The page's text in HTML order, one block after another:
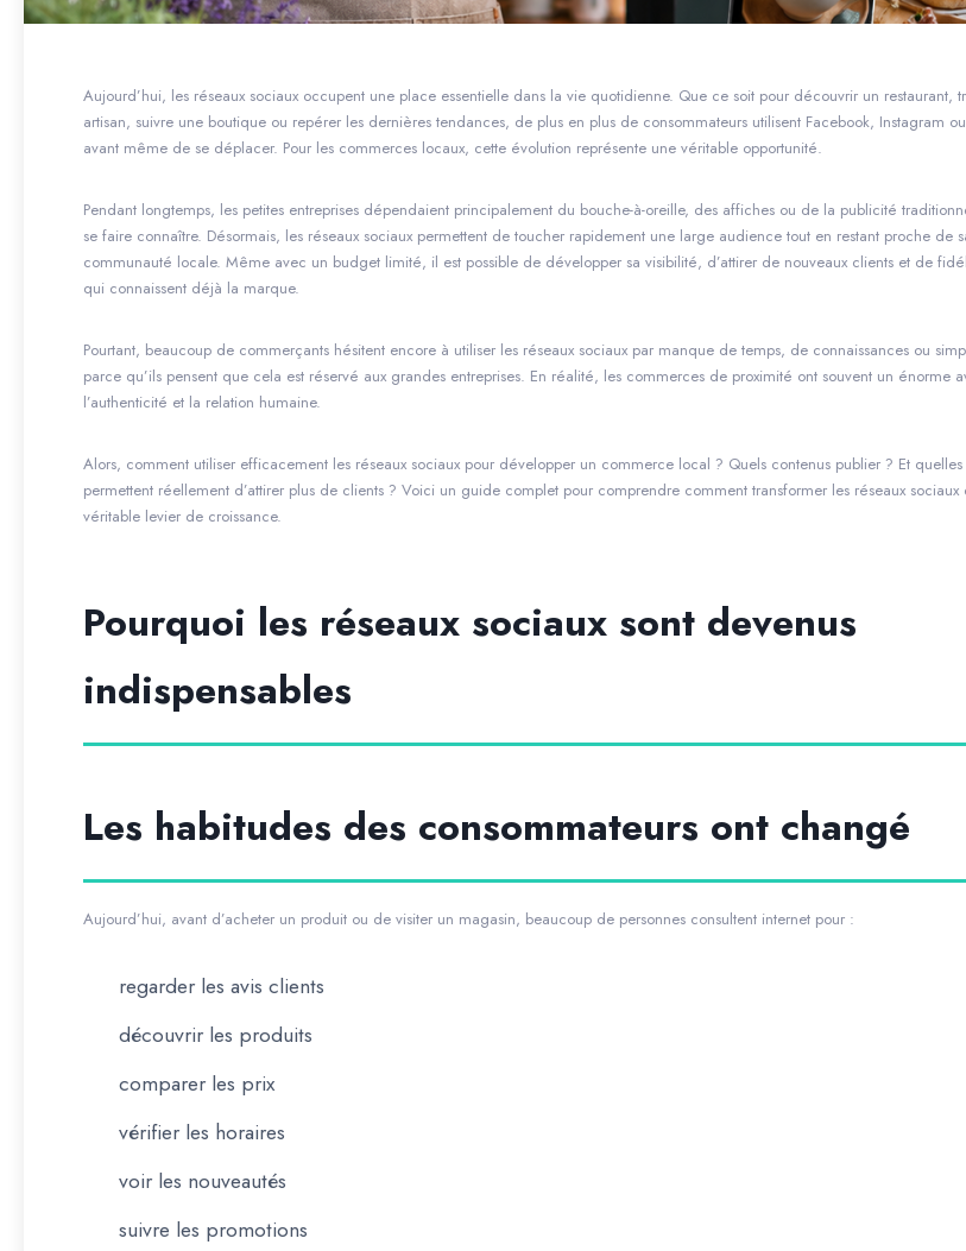
Aujourd’hui, les réseaux sociaux occupent une place essentielle dans la vie quotidienne. Que ce soit pour découvrir un restaurant,
artisan, suivre une boutique ou repérer les dernières tendances, de plus en plus de consommateurs utilisent Facebook, Instagram
avant même de se déplacer. Pour les commerces locaux, cette évolution représente une véritable opportunité.
Pendant longtemps, les petites entreprises dépendaient principalement du bouche-à-oreille, des affiches ou de la publicité
se faire connaître. Désormais, les réseaux sociaux permettent de toucher rapidement une large audience tout en restant proche de
communauté locale. Même avec un budget limité, il est possible de développer sa visibilité, d’attirer de nouveaux clients et de
qui connaissent déjà la marque.
Pourtant, beaucoup de commerçants hésitent encore à utiliser les réseaux sociaux par manque de temps, de connaissances ou
parce qu’ils pensent que cela est réservé aux grandes entreprises. En réalité, les commerces de proximité ont souvent un énorme
l’authenticité et la relation humaine.
Alors, comment utiliser efficacement les réseaux sociaux pour développer un commerce local ? Quels contenus publier ? Et quelles
permettent réellement d’attirer plus de clients ? Voici un guide complet pour comprendre comment transformer les réseaux sociaux
véritable levier de croissance.
Pourquoi les réseaux sociaux sont devenus
indispensables
Les habitudes des consommateurs ont changé
Aujourd’hui, avant d’acheter un produit ou de visiter un magasin, beaucoup de personnes consultent internet pour :
regarder les avis clients
découvrir les produits
comparer les prix
vérifier les horaires
voir les nouveautés
suivre les promotions